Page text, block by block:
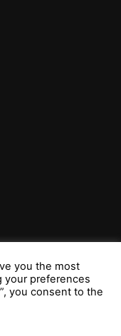
you the most
your preferences
you consent to the